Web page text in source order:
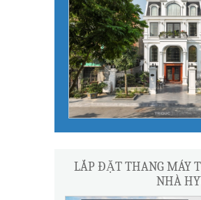
LẮP ĐẶT THANG MÁY
NHÀ